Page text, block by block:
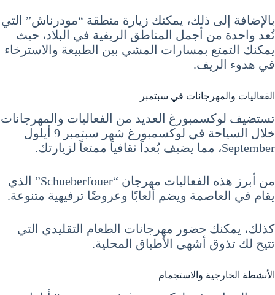
بالإضافة إلى ذلك، يمكنك زيارة منطقة “مودرناش” التي
تُعد واحدة من أجمل المناطق الريفية في البلاد، حيث
يمكنك التمتع بمسارات المشي بين الطبيعة والاسترخاء
في هدوء الريف.
الفعاليات والمهرجانات في سبتمبر
تستضيف لوكسمبورغ العديد من الفعاليات والمهرجانات
خلال السياحة في لوكسمبورغ شهر سبتمبر 9 أيلول
September، مما يضيف بُعداً ثقافياً ممتعاً لزيارتك.
من أبرز هذه الفعاليات مهرجان “Schueberfouer” الذي
يقام في العاصمة ويضم ألعابًا وعروضًا ترفيهية متنوعة.
كذلك، يمكنك حضور مهرجانات الطعام التقليدي التي
تتيح لك تذوق أشهى الأطباق المحلية.
الأنشطة الخارجية والاستجمام